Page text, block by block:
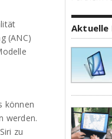
(ANC)
können
werden.
zu
Aktuelle